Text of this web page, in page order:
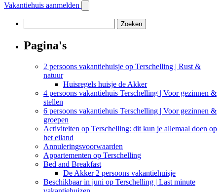
Vakantiehuis aanmelden
naar:
Pagina's
2 persoons vakantiehuisje op Terschelling | Rust &
natuur
Huisregels huisje de Akker
4 persoons vakantiehuis Terschelling | Voor gezinnen &
stellen
6 persoons vakantiehuis Terschelling | Voor gezinnen &
groepen
Activiteiten op Terschelling: dit kun je allemaal doen op
het eiland
Annuleringsvoorwaarden
Appartementen op Terschelling
Bed and Breakfast
De Akker 2 persoons vakantiehuisje
Beschikbaar in juni op Terschelling | Last minute